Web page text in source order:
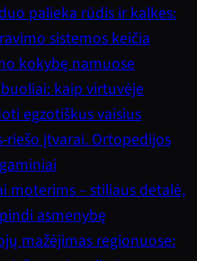
palieka rūdis ir kalkes:
sistemos keičia
kokybę namuose
kaip virtuvėje
egzotiškus vaisius
riešo įtvarai. Ortopedijos
moterims – stiliaus detalė,
asmenybę
mažėjimas regionuose: